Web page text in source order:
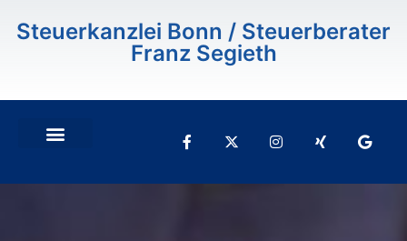
Steuerkanzlei Bonn / Steuerberater
Franz Segieth